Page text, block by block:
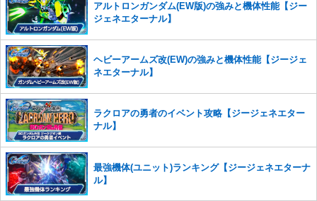
アルトロンガンダム(EW版)の強みと機体性能【ジー
ジェネエターナル】
ヘビーアームズ改(EW)の強みと機体性能【ジージェ
ネエターナル】
ラクロアの勇者のイベント攻略【ジージェネエター
ナル】
最強機体(ユニット)ランキング【ジージェネエターナ
ル】